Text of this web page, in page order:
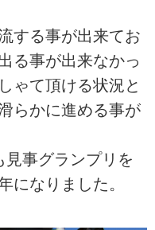
する事が出来てお
る事が出来なかっ
ゃて頂ける状況と
らかに進める事が
事グランプリを
になりました。